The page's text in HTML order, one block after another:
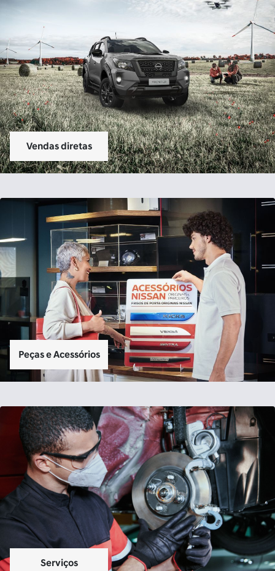
Peças e Acessórios
Serviços
Por que escolher a Saga
Descubra as vantagens de fazer parte da nossa Casa de
Amigos:
Cliente em 1º lugar
Aqui na Saga Nissan, os clientes são nossos amigos. Fazemos o